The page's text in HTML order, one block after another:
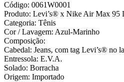
Código: 0061W0001
Produto: Levi’s® x Nike Air Max 95
Categoria: Tênis
Cor / Lavagem: Azul-Marinho
Composição:
Cabedal: Jeans, com tag Levi’s® no
Entressola: E.V.A.
Solado: Borracha
Origem: Importado